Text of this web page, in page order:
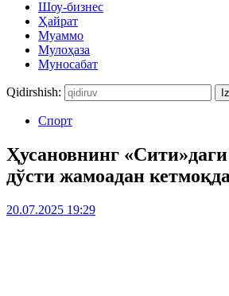
Шоу-бизнес
Ҳайрат
Муаммо
Мулоҳаза
Муносабат
Qidirshish:
Спорт
Ҳусановнинг
дўсти жамоадан кетмоқда
20.07.2025 19:29